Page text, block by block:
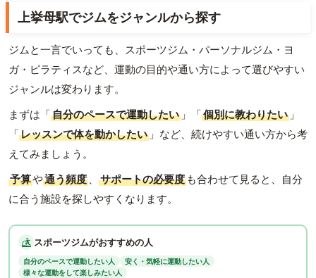
上挙母駅でジムをジャンルから探す
ジムと一言でいっても、スポーツジム・パーソナルジム・ヨ
ガ・ピラティスなど、運動の目的や通い方によって選びやすい
ジャンルは変わります。
まずは「自分のペースで運動したい 」「個別に教わりたい 」
「レッスンで体を動かしたい 」など、続けやすい通い方から考
えてみましょう。
予算や通う頻度 、 サポートの必要度 も合わせて見ると、自分
に合う施設を探しやすくなります。
スポーツジムがおすすめの人
自分のペースで運動したい人
安く・気軽に運動したい人
様々な運動をして楽しみたい人